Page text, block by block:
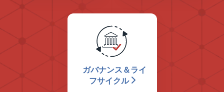
ガバナンス＆ライ
フサイクル